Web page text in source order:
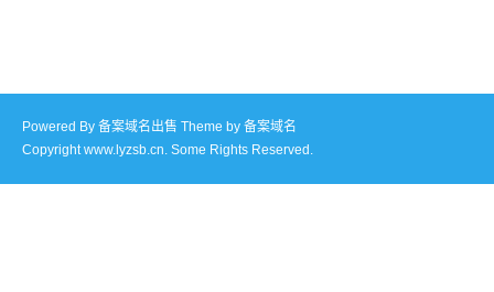
Powered By 备案域名出售 Theme by 备案域名
Copyright www.lyzsb.cn. Some Rights Reserved.